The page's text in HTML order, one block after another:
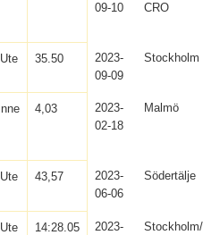
09-10
CRO
Ute 35.50
2023-
09-09
Stockholm
Inne 4,03
2023-
02-18
Malmö
Ute 43,57
2023-
06-06
Södertälje
Ute 14:28.05
2023-